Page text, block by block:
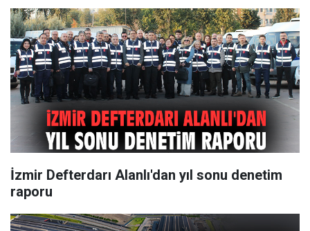
İzmir Defterdarı Alanlı'dan yıl sonu denetim
raporu